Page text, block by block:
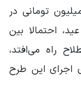
تومانی در
احتمالا بین
اصطلاح راه می‌افتد،
اجرای این طرح